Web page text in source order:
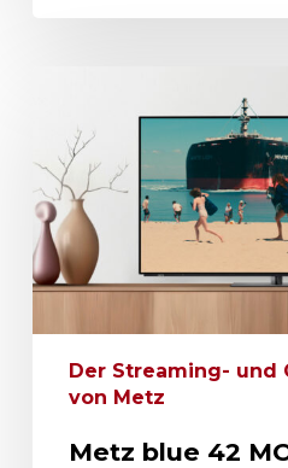
Der Streaming- und
von Metz
Metz blue 42